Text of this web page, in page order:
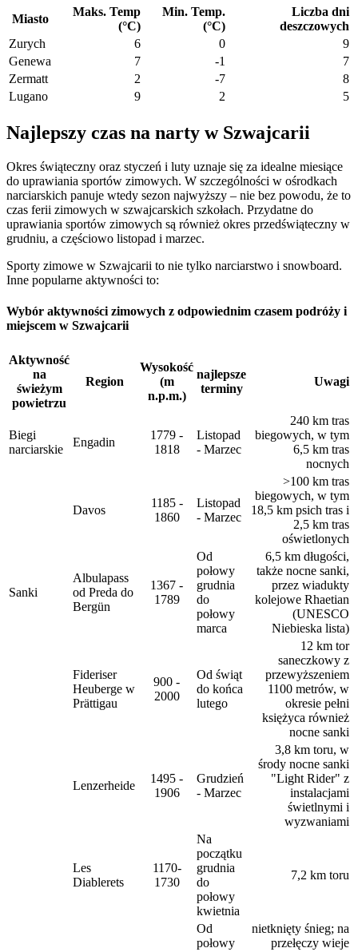
Miasto
Maks. Temp
(°C)
Min. Temp.
(°C)
Liczba dni
deszczowych
Zurych
6 0
9
Genewa
7 -1
7
Zermatt
2 -7
8
Lugano
9 2 5
Najlepszy czas na narty w Szwajcarii
Okres świąteczny oraz styczeń i luty uznaje się za idealne miesiące
do uprawiania sportów zimowych. W szczególności w ośrodkach
narciarskich panuje wtedy sezon najwyższy – nie bez powodu, że to
czas ferii zimowych w szwajcarskich szkołach. Przydatne do
uprawiania sportów zimowych są również okres przedświąteczny w
grudniu, a częściowo listopad i marzec.
Sporty zimowe w Szwajcarii to nie tylko narciarstwo i snowboard.
Inne popularne aktywności to:
Wybór aktywności zimowych z odpowiednim czasem podróży i
miejscem w Szwajcarii
Aktywność
na
świeżym
powietrzu
Region
Wysokość
(m
n.p.m.)
najlepsze
terminy
Uwagi
Biegi
narciarskie
Engadin
1779 -
1818
Listopad
- Marzec
240 km tras
biegowych, w tym
6,5 km tras
nocnych
Davos
1185 -
1860
Listopad
- Marzec
>100 km tras
biegowych, w tym
18,5 km psich tras i
2,5 km tras
oświetlonych
Sanki
Albulapass
od Preda do
Bergün
1367 -
1789
Od
połowy
grudnia
do
połowy
marca
6,5 km długości,
także nocne sanki,
przez wiadukty
kolejowe Rhaetian
(UNESCO
Niebieska lista)
Fideriser
Heuberge w
Prättigau
900 -
2000
Od świąt
do końca
lutego
12 km tor
saneczkowy z
przewyższeniem
1100 metrów, w
okresie pełni
księżyca również
nocne sanki
Lenzerheide
1495 -
1906
Grudzień
- Marzec
3,8 km toru, w
środy nocne sanki
"Light Rider" z
instalacjami
świetlnymi i
wyzwaniami
Les
Diablerets
1170-
1730
Na
początku
grudnia
do
połowy
kwietnia
7,2 km toru
Od
połowy
nietknięty śnieg; na
przełęczy wieje